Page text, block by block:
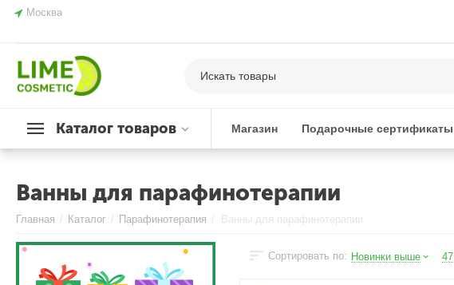
Москва
Каталог товаров Магазин Подарочные сертификаты
Ванны для парафинотерапии
Главная / Каталог / Парафинотерапия / Ванны для парафинотерапии
Сортировать по: Новинки выше 47